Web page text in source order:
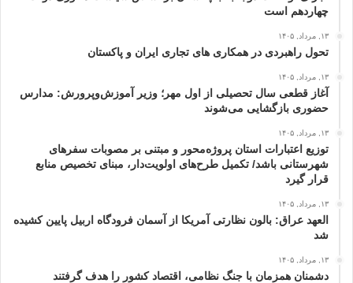
چهاردهم است
۱۳, مرداد, ۱۴۰۵
تحول راهبردی در همکاری های تجاری ایران و پاکستان
۱۳, مرداد, ۱۴۰۵
آغاز قطعی سال تحصیلی از اول مهر؛ وزیر آموزش‌وپرورش: مدارس
حضوری بازگشایی می‌شوند
۱۳, مرداد, ۱۴۰۵
توزیع اعتبارات استان پروژه‌محور و مبتنی بر مصوبات سفرهای
شهرستانی باشد/ تکمیل طرح‌های اولویت‌دار، مبنای تخصیص منابع
قرار گیرد
۱۳, مرداد, ۱۴۰۵
العهد عراق: بالون نظارتی آمریکا از آسمان فرودگاه اربیل پایین کشیده
شد
۱۳, مرداد, ۱۴۰۵
دشمنان همزمان با جنگ نظامی، اقتصاد کشور را هدف گرفتند